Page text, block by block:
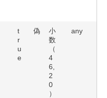
t
r
u
e
偽
小
数
（
4
6,
2
0
）
any